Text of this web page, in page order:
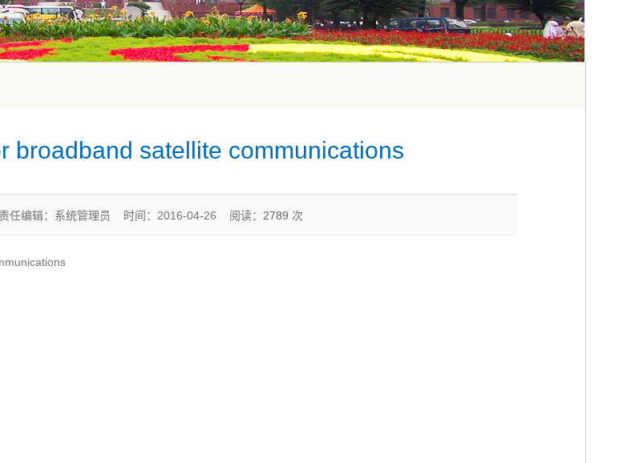
broadband satellite communications
任编辑：系统管理员 时间：2016-04-26 阅读： 2789 次